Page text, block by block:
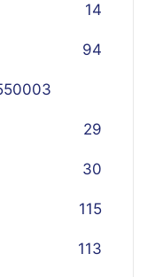
14
94
29
30
115
113